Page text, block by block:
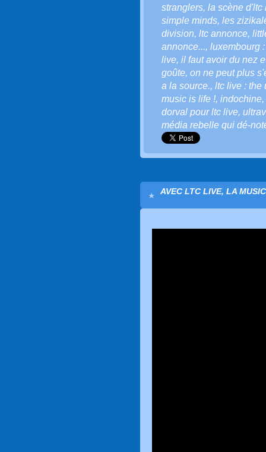
stranglers, la scène d'ltc
simple minds, les
division, ltc annonce,
annonce..., luxembourg
live, il faut avoir du nez
goûte, on ne peut plus
a la source., ltc live : the
music is life !, indochine,
dorval pour ltc live,
média rebelle qui dé-
AVEC LTC LIVE, LA